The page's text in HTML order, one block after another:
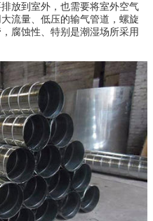
放到室外，也需要将室外空气
流量、低压的输气管道，螺旋
腐蚀性、特别是潮湿场所采用